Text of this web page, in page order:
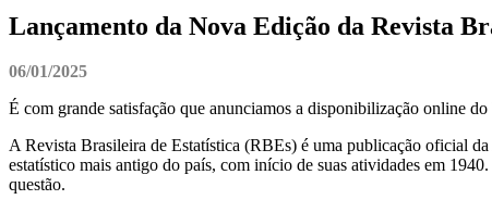
Lançamento da Nova Edição da Revista
06/01/2025
É com grande satisfação que anunciamos a disponibilização online
A Revista Brasileira de Estatística (RBEs) é uma publicação oficial
estatístico mais antigo do país, com início de suas atividades em
questão.